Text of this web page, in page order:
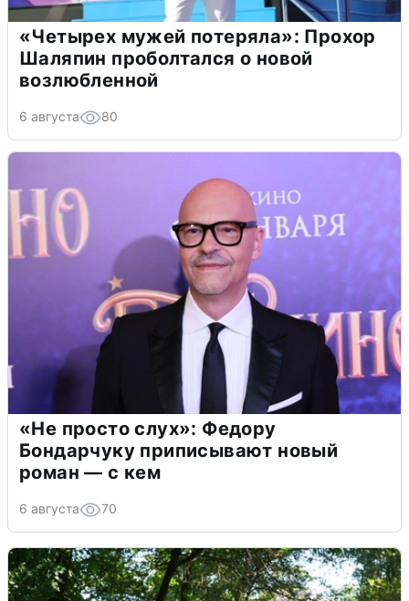
«Четырех мужей потеряла»: Прохор
Шаляпин проболтался о новой
возлюбленной
6 августа 80
«Не просто слух»: Федору
Бондарчуку приписывают новый
роман — с кем
6 августа 70